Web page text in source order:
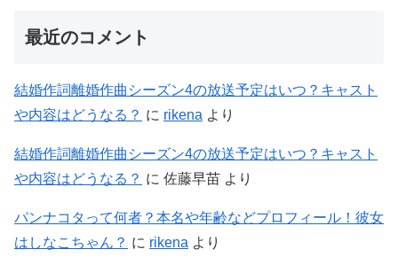
最近のコメント
結婚作詞離婚作曲シーズン4の放送予定はいつ？キャスト
や内容はどうなる？ に rikena より
結婚作詞離婚作曲シーズン4の放送予定はいつ？キャスト
や内容はどうなる？ に 佐藤早苗 より
パンナコタって何者？本名や年齢などプロフィール！彼女
はしなこちゃん？ に rikena より